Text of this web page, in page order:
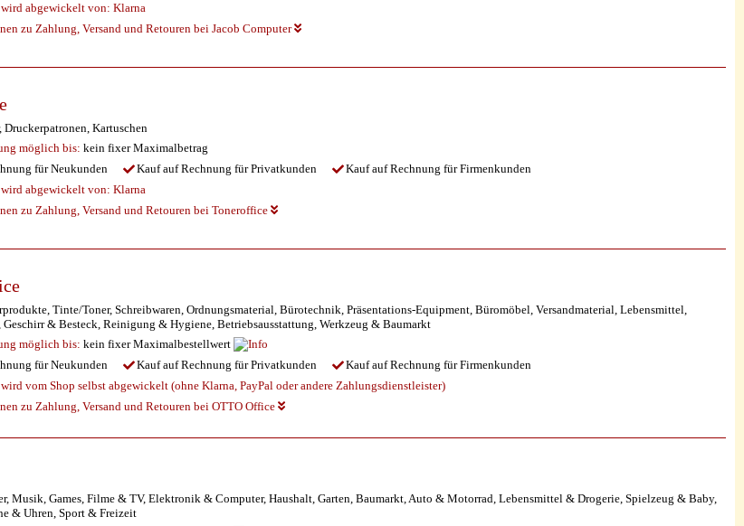
abgewickelt von: Klarna
zu Zahlung, Versand und Retouren bei Jacob Computer
Druckerpatronen, Kartuschen
möglichbis: kein fixer Maximalbetrag
für Neukunden
Kauf auf Rechnung für Privatkunden
Kauf auf Rechnung für Firmenkunden
abgewickelt von: Klarna
zu Zahlung, Versand und Retouren bei Toneroffice
Tinte/Toner, Schreibwaren, Ordnungsmaterial, Bürotechnik, Präsentations-Equipment, Büromöbel, Versandmaterial, Lebensmittel,
Geschirr & Besteck, Reinigung & Hygiene, Betriebsausstattung, Werkzeug & Baumarkt
möglichbis: kein fixer Maximalbestellwert
für Neukunden
Kauf auf Rechnung für Privatkunden
Kauf auf Rechnung für Firmenkunden
vom Shop selbst abgewickelt (ohne Klarna, PayPal oder andere Zahlungsdienstleister)
zu Zahlung, Versand und Retouren bei OTTO Office
Musik, Games, Filme & TV, Elektronik & Computer, Haushalt, Garten, Baumarkt, Auto & Motorrad, Lebensmittel & Drogerie, Spielzeug & Baby,
& Uhren, Sport & Freizeit